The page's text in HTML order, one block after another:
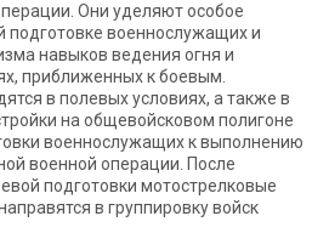
Они уделяют особое
подготовке военнослужащих и
навыков ведения огня и
приближенных к боевым.
в полевых условиях, а также в
на общевойсковом полигоне
военнослужащих к выполнению
военной операции. После
подготовки мотострелковые
в группировку войск